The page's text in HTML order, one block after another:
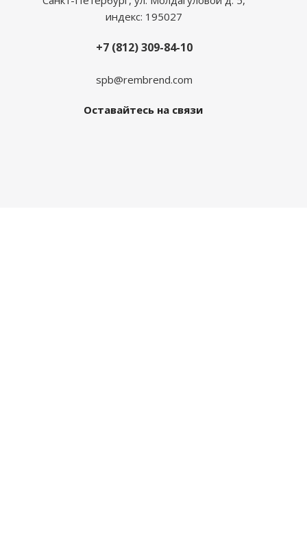
индекс: 195027
+7 (812) 309-84-10
spb@rembrend.com
Оставайтесь на связи